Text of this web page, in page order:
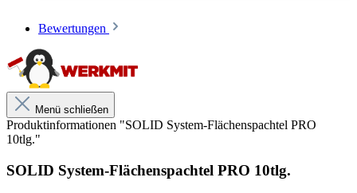
der Erzeugnisse werden ausschließlich hochwertige
Verspachteln von großen Flächen mit sehr wenig
Materialverlust.
SET bestehend aus:
1Stk. Flächenspachtel - Gelenkadapter
Bewertungen
Menü schließen
Produktinformationen "SOLID System-Flächenspachtel PRO
10tlg."
SOLID System-Flächenspachtel PRO 10tlg.